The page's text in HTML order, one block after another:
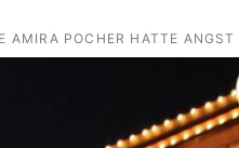
AMIRA POCHER HATTE ANGST